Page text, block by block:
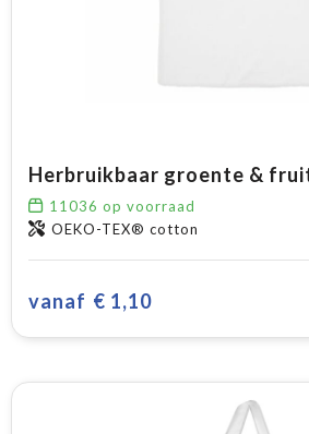
11036 op voorraad
OEKO-TEX® cotton
vanaf € 1,10